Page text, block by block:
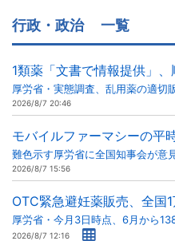
行政・政治 一覧
1類薬「文書で情報提供」
厚労省・実態調査、乱用薬の適切
2026/8/7 20:46
モバイルファーマシーの平
難色示す厚労省に全国知事会が意見
2026/8/7 15:56
OTC緊急避妊薬販売、全国
厚労省・今月3日時点、6月から
2026/8/7 12:16